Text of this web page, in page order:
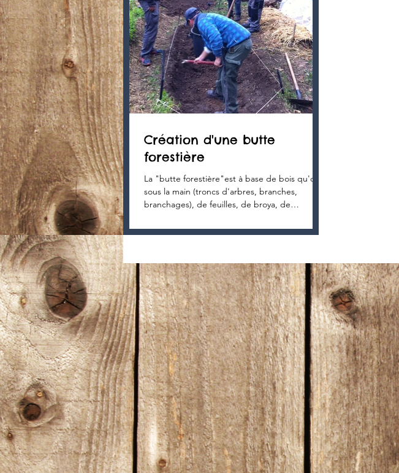
Création d'une butte
forestière
La "butte forestière"est à base de bois qu'on a
sous la main (troncs d'arbres, branches,
branchages), de feuilles, de broya, de